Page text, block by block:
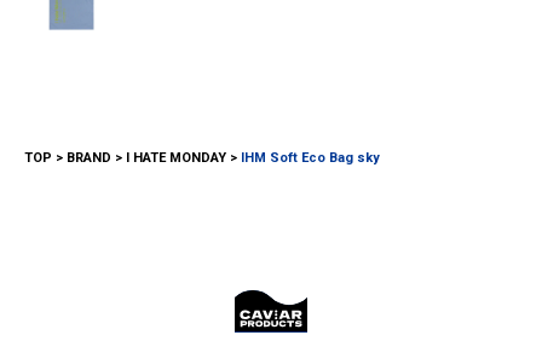
TOP BRAND I HATE MONDAY IHM Soft Eco Bag sky